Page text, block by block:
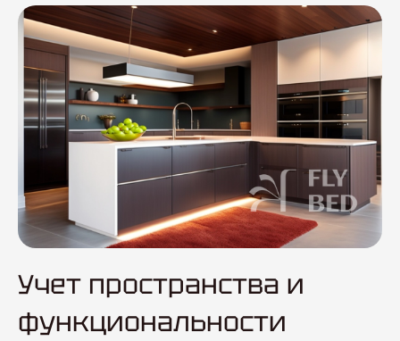
Учет пространства и
функциональности